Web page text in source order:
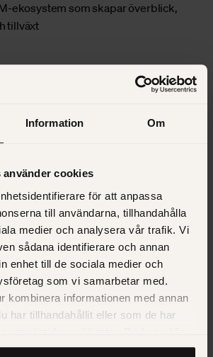
Information Om
använder cookies
för att anpassa
till användarna, tillhandahålla
medier och analysera vår trafik. Vi
sådana identifierare och annan
enhet till de sociala medier och
som vi samarbetar med.
kombinera informationen med annan
har tillhandahållit eller som de har
för att välja och justera vilka
ekosystem som skapar överblick,
tillväxt
& DISTRIBUTION